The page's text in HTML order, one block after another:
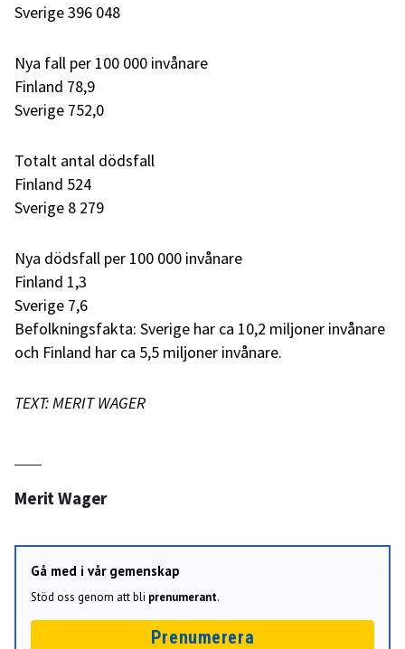
Sverige 396 048
Nya fall per 100 000 invånare
Finland 78,9
Sverige 752,0
Totalt antal dödsfall
Finland 524
Sverige 8 279
Nya dödsfall per 100 000 invånare
Finland 1,3
Sverige 7,6
Befolkningsfakta: Sverige har ca 10,2 miljoner invånare
och Finland har ca 5,5 miljoner invånare.
TEXT: MERIT WAGER
Merit Wager
Gå med i vår gemenskap
Stöd oss genom att bli prenumerant.
Prenumerera